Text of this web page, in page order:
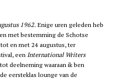
1962.Enige uren geleden heb
met bestemming de Schotse
en met 24 augustus, ter
eenInternational Writers
deelneming waaraan ik ben
eersteklas lounge van de